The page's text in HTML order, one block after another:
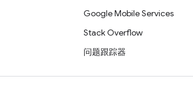
Google Mobile Services
Stack Overflow
问题跟踪器